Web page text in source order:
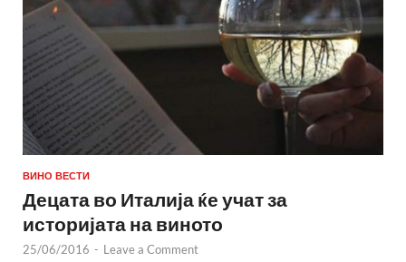
ВИНО ВЕСТИ
Децата во Италија ќе учат за
историјата на виното
25/06/2016 - Leave a Comment